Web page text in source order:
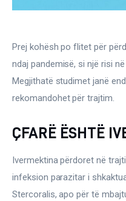
Laborator dhe
Nena dhe Femija
Okulistike
Onkologji
ORL
Ortopedi dhe
Prej kohësh po flitet për
ndaj pandemisë, si një risi
Megjithatë studimet janë
rekomandohet për trajtim.
ÇFARË ËSHTË
Ivermektina përdoret në
infeksion parazitar i
Stercoralis, apo për të